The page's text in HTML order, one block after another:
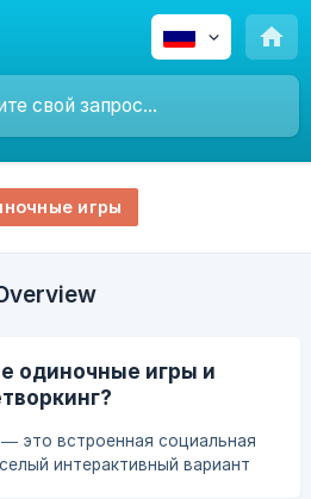
игры
одиночные игры и
это встроенная социальная
интерактивный вариант